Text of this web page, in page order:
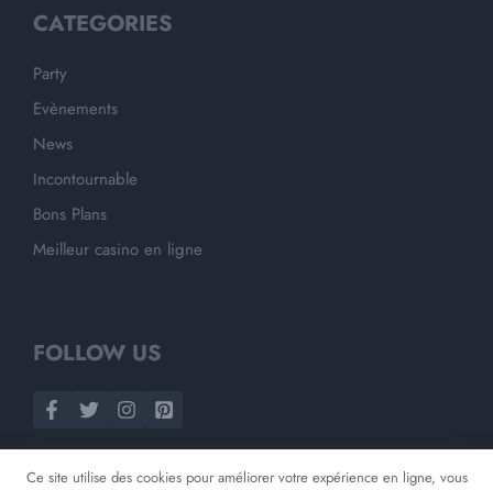
CATEGORIES
Party
Evènements
News
Incontournable
Bons Plans
Meilleur casino en ligne
FOLLOW US
Ce site utilise des cookies pour améliorer votre expérience en ligne, vous